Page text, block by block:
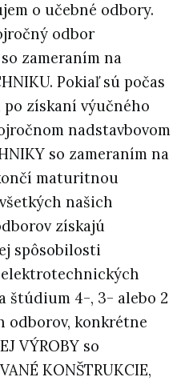
o učebné odbory.
odbor
zameraním na
Pokiaľ sú počas
získaní výučného
nadstavbovom
so zameraním na
maturitnou
našich
získajú
spôsobilosti
štúdium 4-, 3- alebo 2
odborov, konkrétne
VÝROBY so
KONŠTRUKCIE,